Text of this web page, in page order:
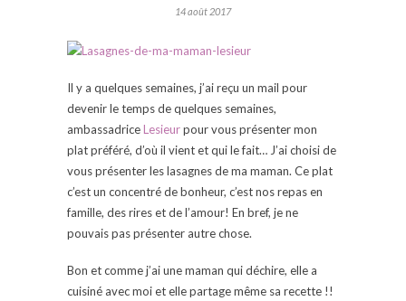
14 août 2017
Il y a quelques semaines, j’ai reçu un mail pour
devenir le temps de quelques semaines,
ambassadriceLesieurpour vous présenter mon
plat préféré, d’où il vient et qui le fait… J’ai choisi de
vous présenter les lasagnes de ma maman. Ce plat
c’est un concentré de bonheur, c’est nos repas en
famille, des rires et de l’amour! En bref, je ne
pouvais pas présenter autre chose.
Bon et comme j’ai une maman qui déchire, elle a
cuisiné avec moi et elle partage même sa recette !!